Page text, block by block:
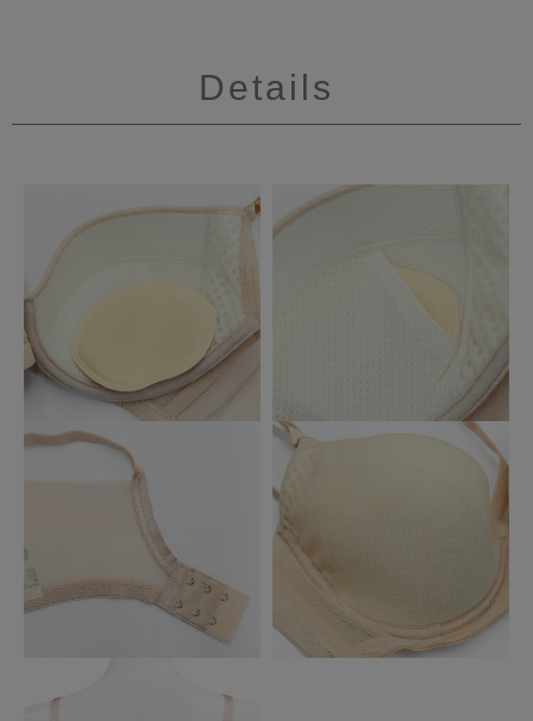
Details